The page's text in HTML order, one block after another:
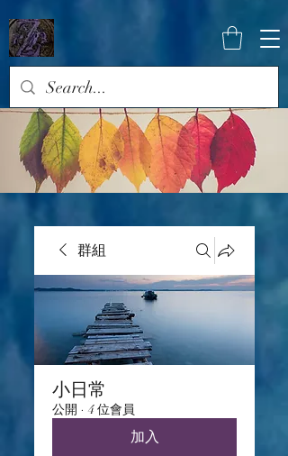
群組
小日常
公開 · 4 位會員
加入